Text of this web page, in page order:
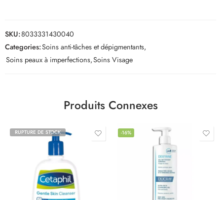
SKU:8033331430040
Categories:Soins anti-tâches et dépigmentants,
Soins peaux à imperfections,Soins Visage
Produits Connexes
RUPTURE DE STOCK -16%